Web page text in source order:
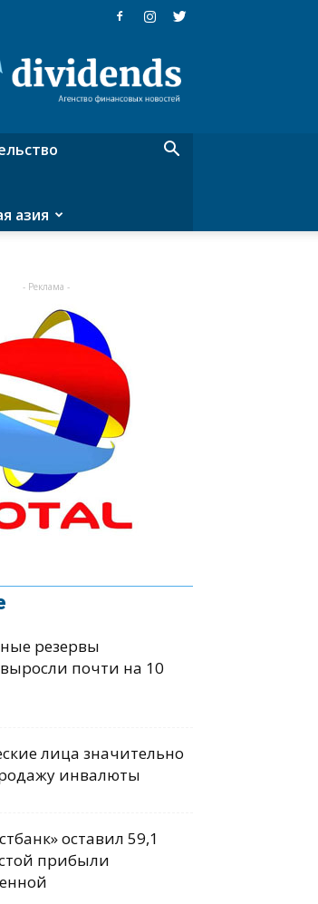
азия
- Реклама -
резервы
почти на 10
лица значительно
инвалюты
оставил 59,1
прибыли